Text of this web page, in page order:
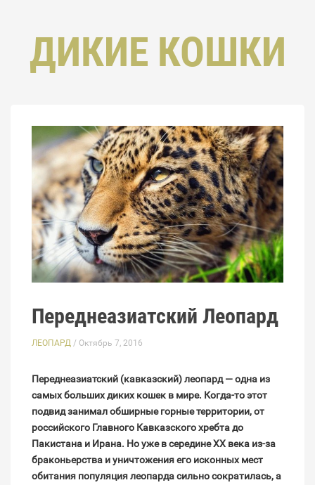
ДИКИЕ КОШКИ
Переднеазиатский Леопард
ЛЕОПАРД / Октябрь 7, 2016
Переднеазиатский (кавказский) леопард — одна из
самых больших диких кошек в мире. Когда-­то этот
подвид занимал обширные горные территории, от
российского Главного Кавказского хребта до
Пакистана и Ирана. Но уже в середине XX века из­-за
браконьерства и уничтожения его исконных мест
обитания популяция леопарда сильно сократилась, а